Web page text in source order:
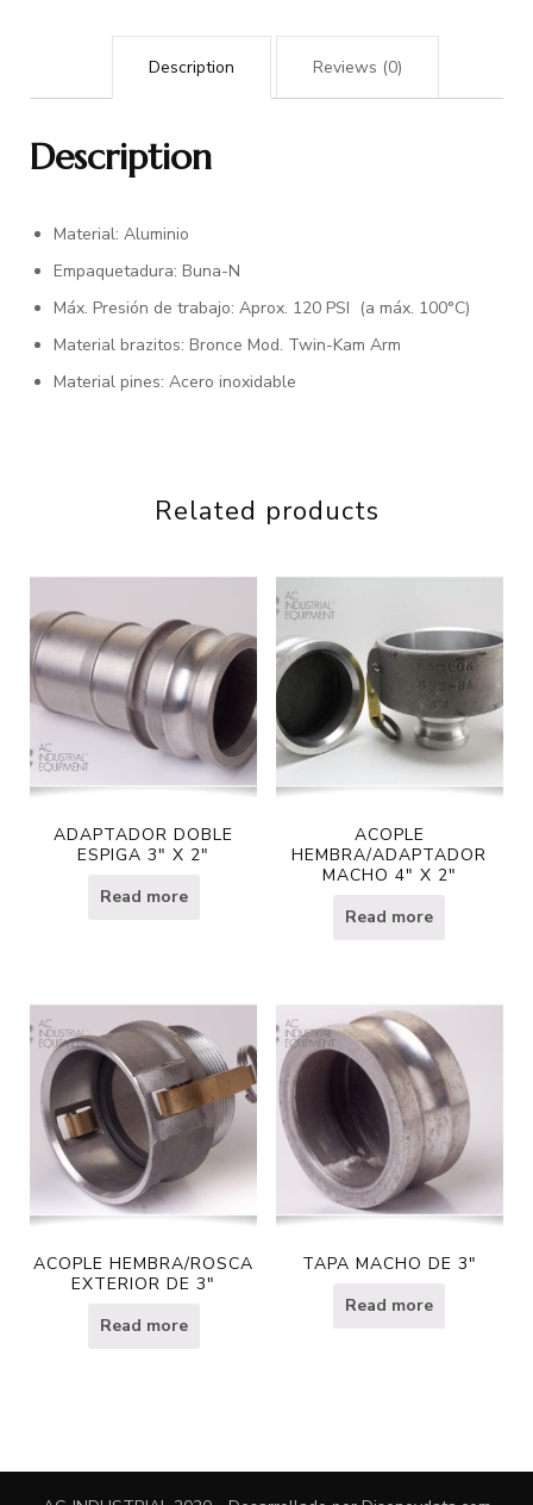
Description Reviews (0)
Description
Material: Aluminio
Empaquetadura: Buna-N
Máx. Presión de trabajo: Aprox. 120 PSI (a máx. 100°C)
Material brazitos: Bronce Mod. Twin-Kam Arm
Material pines: Acero inoxidable
Related products
ADAPTADOR DOBLE
ESPIGA 3″ X 2″
Read more
ACOPLE
HEMBRA/ADAPTADOR
MACHO 4″ X 2″
Read more
ACOPLE HEMBRA/ROSCA
EXTERIOR DE 3″
Read more
TAPA MACHO DE 3″
Read more